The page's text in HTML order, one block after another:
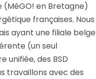
en Bretagne)
françaises. Nous
ayant une filiale belge
(un seul
unifiée, des BSD
travaillons avec des